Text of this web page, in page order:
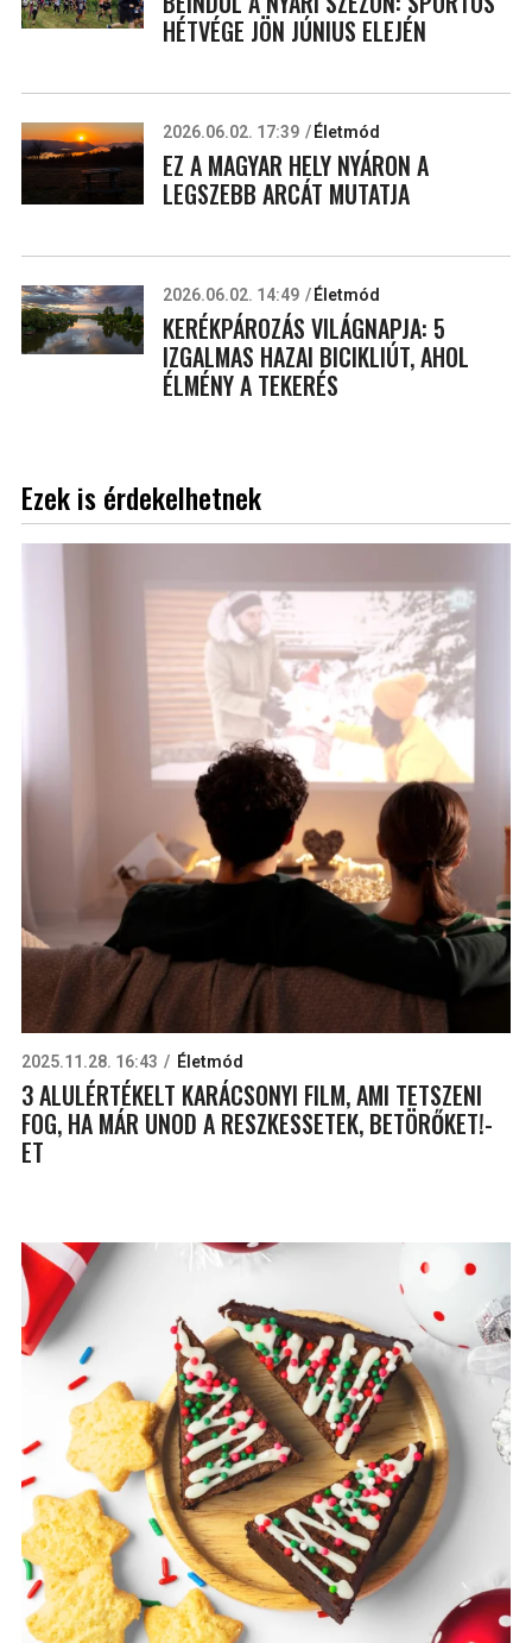
HÉTVÉGE JÖN JÚNIUS ELEJÉN
2026.06.02. 17:39 Életmód
EZ A MAGYAR HELY NYÁRON A
LEGSZEBB ARCÁT MUTATJA
2026.06.02. 14:49 Életmód
KERÉKPÁROZÁS VILÁGNAPJA: 5
IZGALMAS HAZAI BICIKLIÚT, AHOL
ÉLMÉNY A TEKERÉS
Ezek is érdekelhetnek
2025.11.28. 16:43 Életmód
3 ALULÉRTÉKELT KARÁCSONYI FILM, AMI TETSZENI
FOG, HA MÁR UNOD A RESZKESSETEK, BETÖRŐKET!-
ET